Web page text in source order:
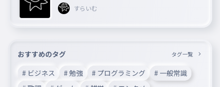
すらいむ
おすすめのタグ タグ一覧
# ビジネス # 勉強 # プログラミング
# 一般常識